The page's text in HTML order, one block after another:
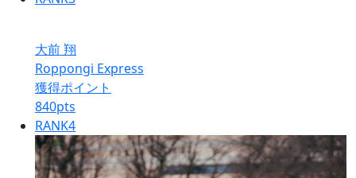
大前 翔
Roppongi Express
獲得ポイント
840pts
RANK4